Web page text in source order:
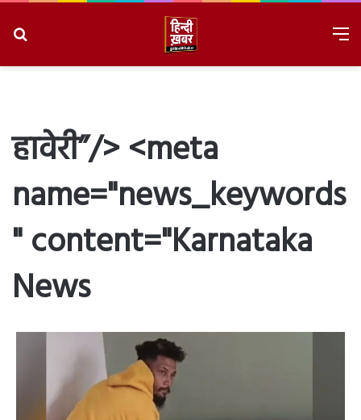
हावेरी”/> <meta
name="news_keywords
" content="Karnataka
News